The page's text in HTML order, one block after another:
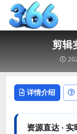
剪辑
详情介绍
资源直达 ·